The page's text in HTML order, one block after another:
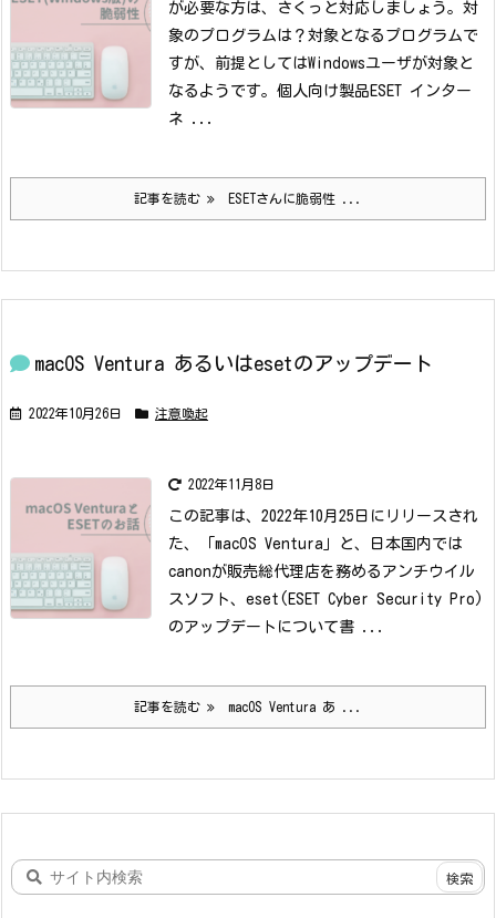
が必要な方は、さくっと対応しましょう。 対
象のプログラムは？ 対象となるプログラムで
すが、前提としてはWindowsユーザが対象と
なるようです。 個人向け製品ESET インター
ネ ...
記事を読む ESETさんに脆弱性 ...
macOS Ventura あるいはesetのアップデート
2022年10月26日 注意喚起
2022年11月8日
この記事は、2022年10月25日にリリースされ
た、「macOS Ventura」と、日本国内では
canonが販売総代理店を務めるアンチウイル
スソフト、eset(ESET Cyber Security Pro)
のアップデートについて書 ...
記事を読む macOS Ventura あ ...